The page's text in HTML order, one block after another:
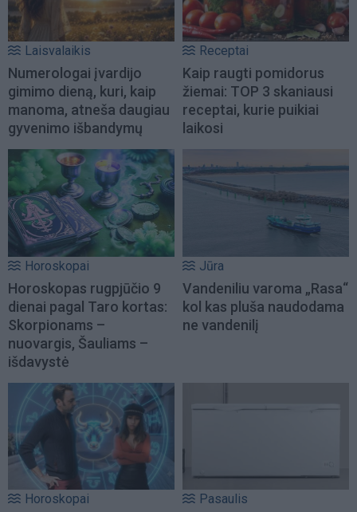
Laisvalaikis
Numerologai įvardijo
gimimo dieną, kuri, kaip
manoma, atneša daugiau
gyvenimo išbandymų
Receptai
Kaip raugti pomidorus
žiemai: TOP 3 skaniausi
receptai, kurie puikiai
laikosi
Horoskopai
Horoskopas rugpjūčio 9
dienai pagal Taro kortas:
Skorpionams –
nuovargis, Šauliams –
išdavystė
Jūra
Vandeniliu varoma „Rasa“
kol kas pluša naudodama
ne vandenilį
Horoskopai Pasaulis